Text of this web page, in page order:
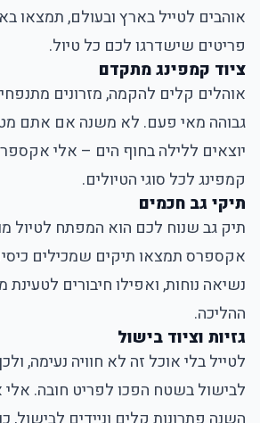
אוהבים לטייל בארץ ובעולם, תמצאו
פריטים שישדרגו לכם כל טיול.
ציוד קמפינג מתקדם
אוהלים קלים להקמה, מזרונים
גבוהה מאי פעם. לא משנה אם אתם
יוצאים ללילה בחוף הים – אלי
קמפינג לכל סוגי הטיולים.
תיקי גב חכמים
תיק גב שנוח לכם הוא המפתח לטיול
אקספרס תמצאו תיקים שמכילים
נשיאה נוחות, ואפילו חיבורים לטעינת
ההליכה.
גזיות וציוד בישול
לטייל בלי אוכל זה לא חוויה נעימה,
לבישול בשטח הפכו לפריט חובה.